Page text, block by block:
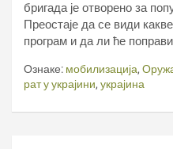
бригада је отворено за
Преостаје да се види
програм и да ли ће
Ознаке: мобилизација,
рат у украјини, украјина